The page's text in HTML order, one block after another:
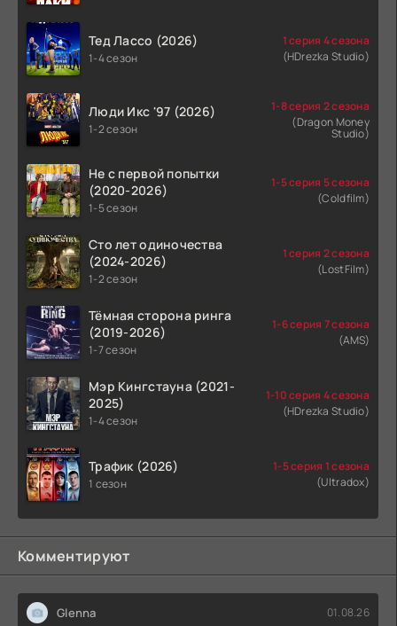
Тед Лассо (2026)
1-4 сезон
1 серия 4 сезона
(HDrezka Studio)
Люди Икс '97 (2026)
1-2 сезон
1-8 серия 2 сезона
(Dragon Money
Studio)
Не с первой попытки
(2020-2026)
1-5 сезон
1-5 серия 5 сезона
(Coldfilm)
Сто лет одиночества
(2024-2026)
1-2 сезон
1 серия 2 сезона
(LostFilm)
Тёмная сторона ринга
(2019-2026)
1-7 сезон
1-6 серия 7 сезона
(AMS)
Мэр Кингстауна (2021-
2025)
1-4 сезон
1-10 серия 4 сезона
(HDrezka Studio)
Трафик (2026)
1 сезон
1-5 серия 1 сезона
(Ultradox)
Комментируют
Glenna 01.08.26